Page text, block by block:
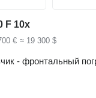
F 10x
€ ≈ 19 300 $
- фронтальный